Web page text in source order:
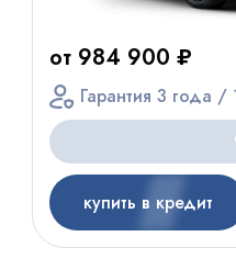
от 984 900 ₽
Гарантия 3 года
купить в кредит